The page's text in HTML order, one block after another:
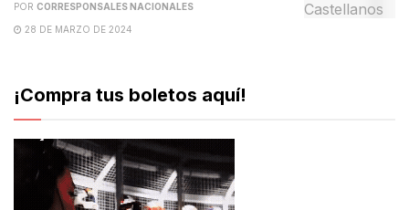
POR CORRESPONSALES NACIONALES
28 DE MARZO DE 2024
¡Compra tus boletos aquí!